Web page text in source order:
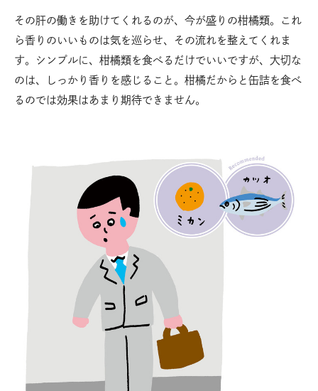
その肝の働きを助けてくれるのが、今が盛りの柑橘類。これ
ら香りのいいものは気を巡らせ、その流れを整えてくれま
す。シンプルに、柑橘類を食べるだけでいいですが、大切な
のは、しっかり香りを感じること。柑橘だからと缶詰を食べ
るのでは効果はあまり期待できません。